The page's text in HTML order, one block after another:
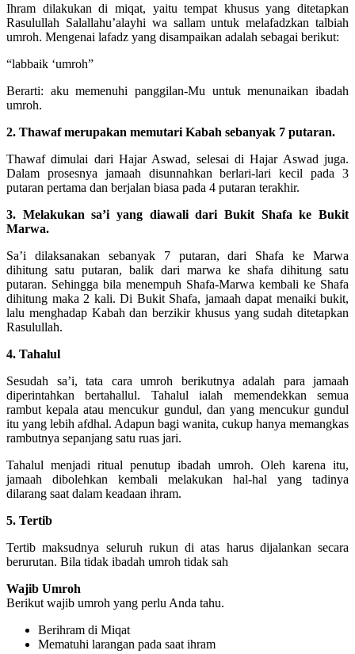
Ihram dilakukan di miqat, yaitu tempat khusus yang ditetapkan
Rasulullah Salallahu’alayhi wa sallam untuk melafadzkan talbiah
umroh. Mengenai lafadz yang disampaikan adalah sebagai berikut:
“labbaik ‘umroh”
Berarti: aku memenuhi panggilan-Mu untuk menunaikan ibadah
umroh.
2. Thawaf merupakan memutari Kabah sebanyak 7 putaran.
Thawaf dimulai dari Hajar Aswad, selesai di Hajar Aswad juga.
Dalam prosesnya jamaah disunnahkan berlari-lari kecil pada 3
putaran pertama dan berjalan biasa pada 4 putaran terakhir.
3. Melakukan sa’i yang diawali dari Bukit Shafa ke Bukit
Marwa.
Sa’i dilaksanakan sebanyak 7 putaran, dari Shafa ke Marwa
dihitung satu putaran, balik dari marwa ke shafa dihitung satu
putaran. Sehingga bila menempuh Shafa-Marwa kembali ke Shafa
dihitung maka 2 kali. Di Bukit Shafa, jamaah dapat menaiki bukit,
lalu menghadap Kabah dan berzikir khusus yang sudah ditetapkan
Rasulullah.
4. Tahalul
Sesudah sa’i, tata cara umroh berikutnya adalah para jamaah
diperintahkan bertahallul. Tahalul ialah memendekkan semua
rambut kepala atau mencukur gundul, dan yang mencukur gundul
itu yang lebih afdhal. Adapun bagi wanita, cukup hanya memangkas
rambutnya sepanjang satu ruas jari.
Tahalul menjadi ritual penutup ibadah umroh. Oleh karena itu,
jamaah dibolehkan kembali melakukan hal-hal yang tadinya
dilarang saat dalam keadaan ihram.
5. Tertib
Tertib maksudnya seluruh rukun di atas harus dijalankan secara
berurutan. Bila tidak ibadah umroh tidak sah
Wajib Umroh
Berikut wajib umroh yang perlu Anda tahu.
Berihram di Miqat
Mematuhi larangan pada saat ihram